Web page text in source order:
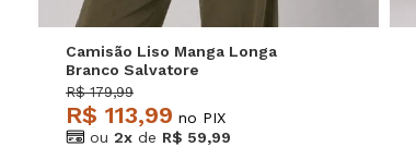
Camisão Liso Manga Longa
Branco Salvatore
R$ 179,99
R$ 113,99 no PIX
ou 2x de R$ 59,99